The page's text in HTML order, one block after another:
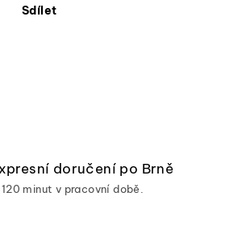
Sdílet
doručení po Brně
minut v pracovní době.